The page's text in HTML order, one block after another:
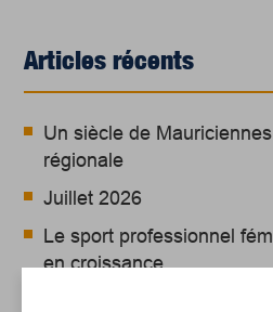
Articles récents
Un siècle de
régionale
Juillet 2026
Le sport professionnel
en croissance